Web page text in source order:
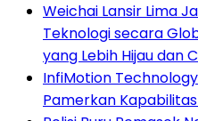
Weichai Lansir Lima
Teknologi secara
yang Lebih Hijau dan
InfiMotion
Pamerkan